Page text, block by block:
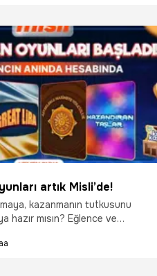
artık Misli’de!
kazanmanın tutkusunu
hazır mısın? Eğlence ve
sizleri bekliyor!